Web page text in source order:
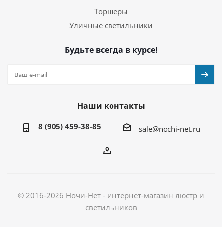
Торшеры
Уличные светильники
Будьте всегда в курсе!
Наши контакты
8 (905) 459-38-85 sale@nochi-net.ru
© 2016-2026 Ночи-Нет - интернет-магазин люстр и
светильников